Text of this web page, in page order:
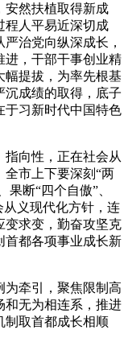
安然扶植取得新成
程人平易近深切成
治党向纵深成长，
进，干部干事创业精
幅提拔，为率先根基
沉成绩的取得，底子
于习新时代中国特色
向性，正在社会从
全市上下要深刻“两
断“四个自傲”、
从义现代化方针，连
变求变，勤奋攻坚克
首都各项事业成长新
牵引，聚焦限制高
和无为相连系，推进
制取首都成长相顺